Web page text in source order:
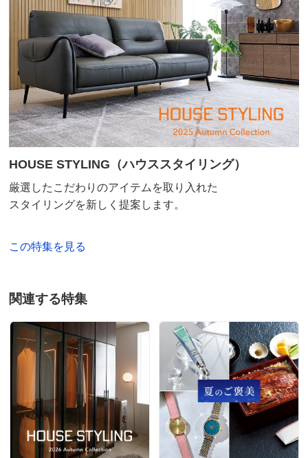
HOUSE STYLING（ハウススタイリング）
厳選したこだわりのアイテムを取り入れた
スタイリングを新しく提案します。
この特集を見る
関連する特集